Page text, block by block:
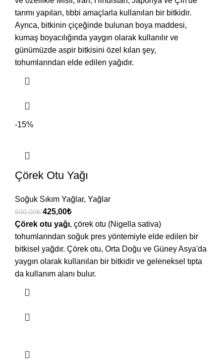
tarımı yapılan, tıbbi amaçlarla kullanılan bir bitkidir.
Ayrıca, bitkinin çiçeğinde bulunan boya maddesi,
kumaş boyacılığında yaygın olarak kullanılır ve
günümüzde aspir bitkisini özel kılan şey,
tohumlarından elde edilen yağıdır.
-15%
Çörek Otu Yağı
Soğuk Sıkım Yağlar, Yağlar
500,00₺ 425,00₺
Çörek otu yağı, çörek otu (Nigella sativa)
tohumlarından soğuk pres yöntemiyle elde edilen bir
bitkisel yağdır. Çörek otu, Orta Doğu ve Güney Asya'da
yaygın olarak kullanılan bir bitkidir ve geleneksel tıpta
da kullanım alanı bulur.